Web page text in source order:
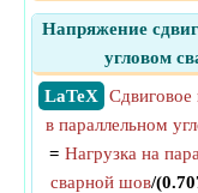
Напряжение
угловом
​ LaTeX
Сдвиговое
в параллельном
= Нагрузка на
сварной шов/